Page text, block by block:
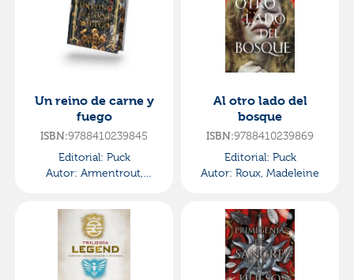
Un reino de carne y
fuego
ISBN:9788410239845
Editorial: Puck
Autor: Armentrout,
Al otro lado del
bosque
ISBN:9788410239869
Editorial: Puck
Autor: Roux, Madeleine